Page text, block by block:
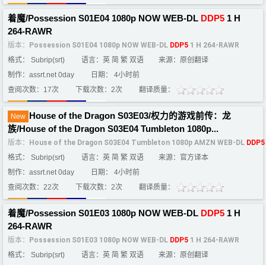
着魔/Possession S01E04 1080p NOW WEB-DL DDP5 1 H
264-RAWR
版本： Possession S01E04 1080p NOW WEB-DL DDP5 1 H 264-RAWR
格式： Subrip(srt)
语言：英 简 繁 双语
来源：原创翻译
制作：assrt.net 0day
日期： 4小时前
查阅次数：17次
下载次数：2次 翻译质量：
New
House of the Dragon S03E03/权力的游戏前传：龙
族/House of the Dragon S03E04 Tumbleton 1080p...
版本： House of the Dragon S03E04 Tumbleton 1080p AMZN WEB-DL DDP5
格式： Subrip(srt)
语言：英 简 繁 双语
来源：官方译本
制作：assrt.net 0day
日期： 4小时前
查阅次数：22次
下载次数：2次 翻译质量：
着魔/Possession S01E03 1080p NOW WEB-DL DDP5 1 H
264-RAWR
版本： Possession S01E03 1080p NOW WEB-DL DDP5 1 H 264-RAWR
格式： Subrip(srt)
语言：英 简 繁 双语
来源：原创翻译